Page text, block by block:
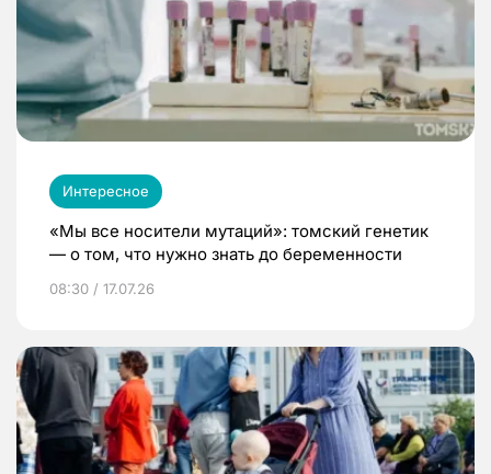
Интересное
«Мы все носители мутаций»: томский генетик
— о том, что нужно знать до беременности
08:30 / 17.07.26